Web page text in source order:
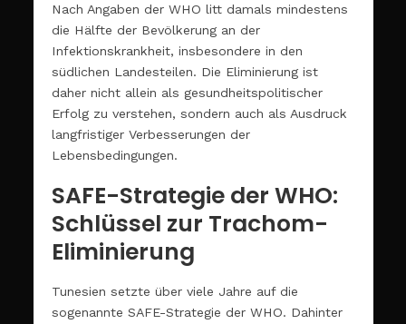
Nach Angaben der WHO litt damals mindestens
die Hälfte der Bevölkerung an der
Infektionskrankheit, insbesondere in den
südlichen Landesteilen. Die Eliminierung ist
daher nicht allein als gesundheitspolitischer
Erfolg zu verstehen, sondern auch als Ausdruck
langfristiger Verbesserungen der
Lebensbedingungen.
SAFE-Strategie der WHO:
Schlüssel zur Trachom-
Eliminierung
Tunesien setzte über viele Jahre auf die
sogenannte SAFE-Strategie der WHO. Dahinter